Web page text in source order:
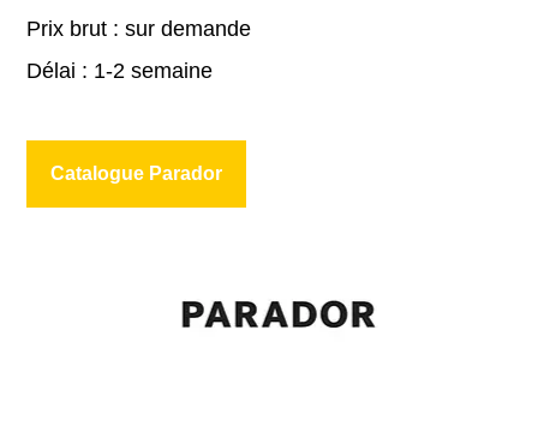
Prix brut : sur demande
Délai : 1-2 semaine
Catalogue Parador